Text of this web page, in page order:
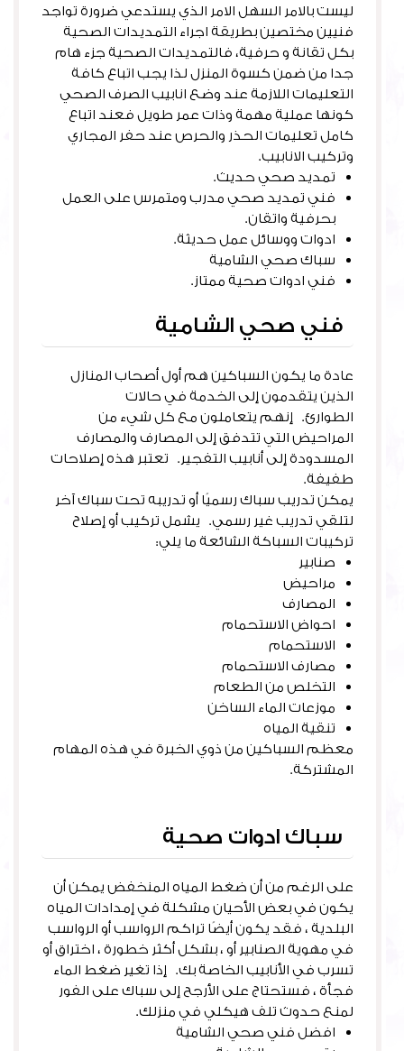
ليست بالامر السهل الامر الذي يستدعي ضرورة تواجد
فنيين مختصين بطريقة اجراء التمديدات الصحية
بكل تقانة و حرفية، فالتمديدات الصحية جزء هام
جدا من ضمن كسوة المنزل لذا يجب اتباع كافة
التعليمات اللازمة عند وضع انابيب الصرف الصحي
كونها عملية مهمة وذات عمر طويل فعند اتباع
كامل تعليمات الحذر والحرص عند حفر المجاري
وتركيب الانابيب.
تمديد صحي حديث.
فني تمديد صحي مدرب ومتمرس على العمل
بحرفية واتقان.
ادوات ووسائل عمل حديثة.
سباك صحي الشامية
فني ادوات صحية ممتاز.
فني صحي الشامية
عادة ما يكون السباكين هم أول أصحاب المنازل
الذين يتقدمون إلى الخدمة في حالات
الطوارئ. إنهم يتعاملون مع كل شيء من
المراحيض التي تتدفق إلى المصارف والمصارف
المسدودة إلى أنابيب التفجير. تعتبر هذه إصلاحات
طفيفة.
يمكن تدريب سباك رسميًا أو تدريبه تحت سباك آخر
لتلقي تدريب غير رسمي. يشمل تركيب أو إصلاح
تركيبات السباكة الشائعة ما يلي:
صنابير
مراحيض
المصارف
احواض الاستحمام
الاستحمام
مصارف الاستحمام
التخلص من الطعام
موزعات الماء الساخن
تنقية المياه
معظم السباكين من ذوي الخبرة في هذه المهام
المشتركة.
سباك ادوات صحية
على الرغم من أن ضغط المياه المنخفض يمكن أن
يكون في بعض الأحيان مشكلة في إمدادات المياه
البلدية ، فقد يكون أيضًا تراكم الرواسب أو الرواسب
في مهوية الصنابير أو ، بشكل أكثر خطورة ، اختراق أو
تسرب في الأنابيب الخاصة بك. إذا تغير ضغط الماء
فجأة ، فستحتاج على الأرجح إلى سباك على الفور
لمنع حدوث تلف هيكلي في منزلك.
افضل فني صحي الشامية